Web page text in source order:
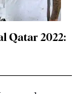
Qatar 2022: